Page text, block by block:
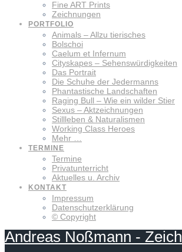
Fine ART Prints
Zeichnungen
PORTFOLIO
Animals – Allzu tierisches
Bolschoi
Caelum et Infernum
Cityskapes – Sehenswürdigkeiten
Das Portrait
Die Schuhe der Jedermanns
Phantastische Landschaften
Raging Bull – Wie ein wilder Stier
Sexus – Aktzeichnungen
Stillleben & Naturalismen
Working Class Heroes
Mehr …
TERMINE
Termine
Privatunterricht
Aktuelles u. Archiv
KONTAKT
Impressum
Datenschutzerklärung
© Copyright
Andreas Noßmann -